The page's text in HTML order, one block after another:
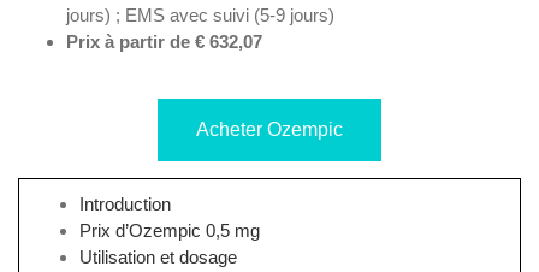
jours) ; EMS avec suivi (5-9 jours)
Prix à partir de € 632,07
Acheter Ozempic
Introduction
Prix d’Ozempic 0,5 mg
Utilisation et dosage